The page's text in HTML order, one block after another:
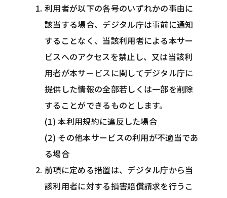
利用者が以下の各号のいずれかの事由に
該当する場合、デジタル庁は事前に通知
することなく、当該利用者による本サー
ビスへのアクセスを禁止し、又は当該利
用者が本サービスに関してデジタル庁に
提供した情報の全部若しくは一部を削除
することができるものとします。
(1) 本利用規約に違反した場合
(2) その他本サービスの利用が不適当であ
る場合
前項に定める措置は、デジタル庁から当
該利用者に対する損害賠償請求を行うこ